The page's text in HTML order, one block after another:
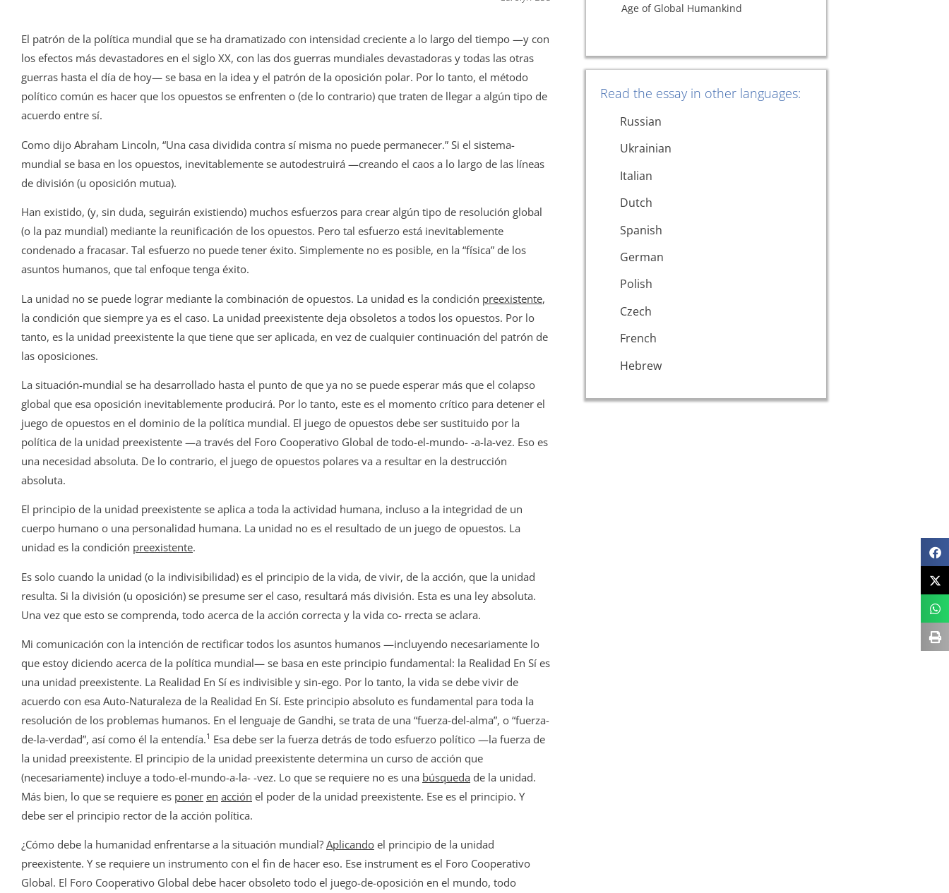
El patrón de la política mundial que se ha dramatizado con intensidad creciente a lo largo del tiempo —y con
los efectos más devastadores en el siglo XX, con las dos guerras mundiales devastadoras y todas las otras
guerras hasta el día de hoy— se basa en la idea y el patrón de la oposición polar. Por lo tanto, el método
político común es hacer que los opuestos se enfrenten o (de lo contrario) que traten de llegar a algún tipo de
acuerdo entre sí.
Como dijo Abraham Lincoln, “Una casa dividida contra sí misma no puede permanecer.” Si el sistema-
mundial se basa en los opuestos, inevitablemente se autodestruirá —creando el caos a lo largo de las líneas
de división (u oposición mutua).
Han existido, (y, sin duda, seguirán existiendo) muchos esfuerzos para crear algún tipo de resolución global
(o la paz mundial) mediante la reunificación de los opuestos. Pero tal esfuerzo está inevitablemente
condenado a fracasar. Tal esfuerzo no puede tener éxito. Simplemente no es posible, en la “física” de los
asuntos humanos, que tal enfoque tenga éxito.
La unidad no se puede lograr mediante la combinación de opuestos. La unidad es la condición preexistente,
la condición que siempre ya es el caso. La unidad preexistente deja obsoletos a todos los opuestos. Por lo
tanto, es la unidad preexistente la que tiene que ser aplicada, en vez de cualquier continuación del patrón de
las oposiciones.
La situación-mundial se ha desarrollado hasta el punto de que ya no se puede esperar más que el colapso
global que esa oposición inevitablemente producirá. Por lo tanto, este es el momento crítico para detener el
juego de opuestos en el dominio de la política mundial. El juego de opuestos debe ser sustituido por la
política de la unidad pre­existente —a través del Foro Cooperativo Global de todo-el-mundo- -a-la-vez. Eso es
una necesidad absoluta. De lo ­contrario, el juego de opuestos polares va a resultar en la destrucción
absoluta.
El principio de la unidad preexistente se aplica a toda la actividad humana, incluso a la integridad de un
cuerpo humano o una personalidad humana. La unidad no es el resultado de un juego de opuestos. La
unidad es la condición preexistente.
Es solo cuando la unidad (o la indivisibilidad) es el principio de la vida, de vivir, de la acción, que la unidad
resulta. Si la división (u oposición) se presume ser el caso, resultará más división. Esta es una ley absoluta.
Una vez que esto se comprenda, todo acerca de la acción correcta y la vida co- rrecta se aclara.
Mi comunicación con la intención de rectificar todos los asuntos humanos —incluyendo necesariamente lo
que estoy diciendo acerca de la política mundial— se basa en este principio fundamental: la Realidad En Sí es
una unidad preexistente. La Realidad En Sí es indivisible y sin-ego. Por lo tanto, la vida se debe vivir de
acuerdo con esa Auto-Naturaleza de la Realidad En Sí. Este principio absoluto es fundamental para toda la
resolución de los problemas humanos. En el lenguaje de Gandhi, se trata de una “fuerza-del-alma”, o “fuerza-
de-la-verdad”, así como él la entendía.1 Esa debe ser la fuerza detrás de todo esfuerzo político —la fuerza de
la unidad preexistente. El principio de la unidad preexistente determina un curso de acción que
(necesariamente) incluye a todo-el-mundo-a-la- -vez. Lo que se requiere no es una búsqueda de la unidad.
Más bien, lo que se requiere es poner en acción el poder de la unidad preexistente. Ese es el principio. Y
debe ser el principio rector de la acción política.
¿Cómo debe la humanidad enfrentarse a la situación mundial? Aplicando el principio de la unidad
preexistente. Y se requiere un instrumento con el fin de hacer eso. Ese instrument es el Foro Cooperativo
Global. El Foro Cooperativo Global debe hacer obsoleto todo el juego-de-oposición en el mundo, todo
Age of Global Humankind
Read the essay in other languages:
Russian
Ukrainian
Italian
Dutch
Spanish
German
Polish
Czech
French
Hebrew